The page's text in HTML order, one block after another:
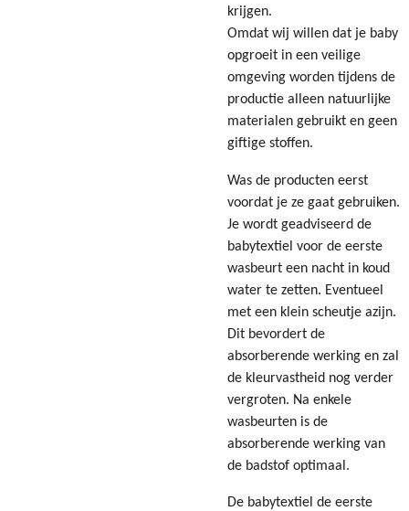
krijgen.
Omdat wij willen dat je baby
opgroeit in een veilige
omgeving worden tijdens de
productie alleen natuurlijke
materialen gebruikt en geen
giftige stoffen.
Was de producten eerst
voordat je ze gaat gebruiken.
Je wordt geadviseerd de
babytextiel voor de eerste
wasbeurt een nacht in koud
water te zetten. Eventueel
met een klein scheutje azijn.
Dit bevordert de
absorberende werking en zal
de kleurvastheid nog verder
vergroten. Na enkele
wasbeurten is de
absorberende werking van
de badstof optimaal.
De babytextiel de eerste